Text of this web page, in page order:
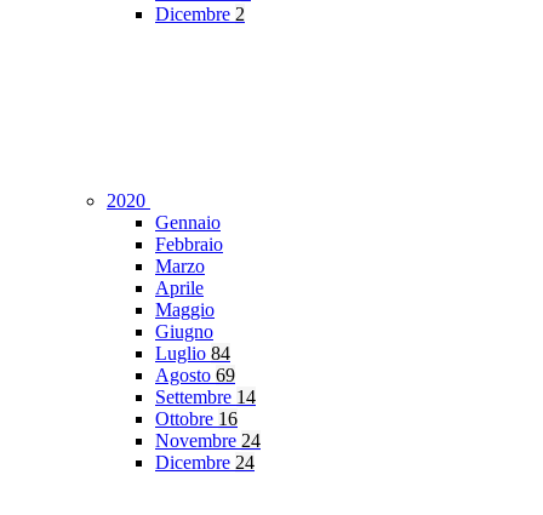
Dicembre 2
2020
Gennaio
Febbraio
Marzo
Aprile
Maggio
Giugno
Luglio 84
Agosto 69
Settembre 14
Ottobre 16
Novembre 24
Dicembre 24